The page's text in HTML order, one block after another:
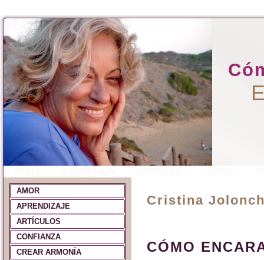
AMOR
APRENDIZAJE
ARTÍCULOS
CONFIANZA
CREAR ARMONÍA
Cristina
CÓMO